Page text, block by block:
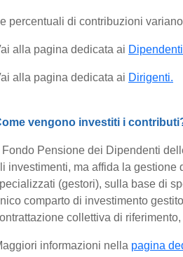
percentuali di contribuzioni
alla pagina dedicata ai
alla pagina dedicata ai Dirigenti.
vengono investiti i
Il Fondo Pensione dei Dipendenti
investimenti, ma affida la
(gestori), sulla base di
comparto di investimento
collettiva di
informazioni nella pagina